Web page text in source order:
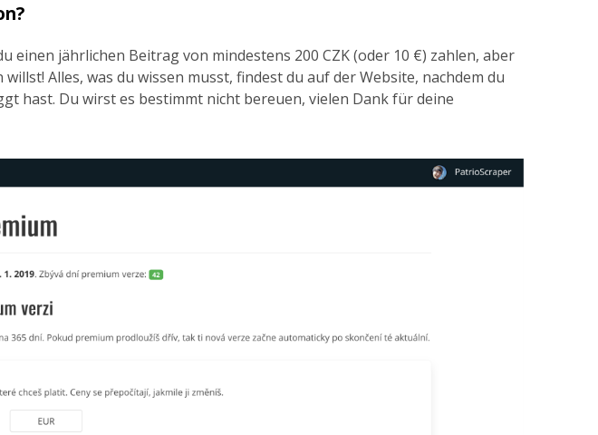
einen jährlichen Beitrag von mindestens 200 CZK (oder 10 €) zahlen, aber
Alles, was du wissen musst, findest du auf der Website, nachdem du
hast. Du wirst es bestimmt nicht bereuen, vielen Dank für deine